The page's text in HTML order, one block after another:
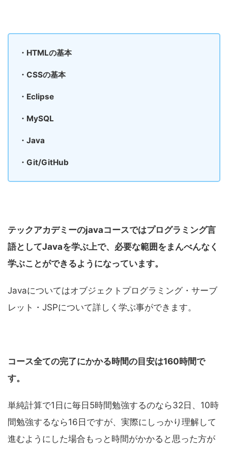
・HTMLの基本
・CSSの基本
・Eclipse
・MySQL
・Java
・Git/GitHub
テックアカデミーのjavaコースではプログラミング言
語としてJavaを学ぶ上で、必要な範囲をまんべんなく
学ぶことができるようになっています。
Javaについてはオブジェクトプログラミング・サーブ
レット・JSPについて詳しく学ぶ事ができます。
コース全ての完了にかかる時間の目安は160時間で
す。
単純計算で1日に毎日5時間勉強するのなら32日、10時
間勉強するなら16日ですが、実際にしっかり理解して
進むようにした場合もっと時間がかかると思った方が